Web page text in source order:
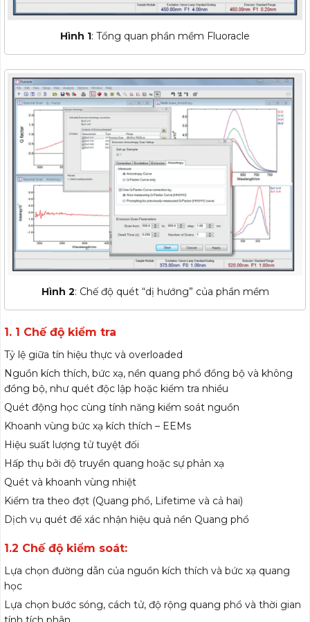
Hình 1: Tổng quan phần mềm Fluoracle
Hình 2: Chế độ quét “dị hướng” của phần mềm
1. 1 Chế độ kiểm tra
Tỷ lệ giữa tín hiệu thực và overloaded
Nguồn kích thích, bức xạ, nền quang phổ đồng bộ và không
đồng bộ, như quét độc lập hoặc kiểm tra nhiều
Quét động học cùng tính năng kiểm soát nguồn
Khoanh vùng bức xạ kích thích – EEMs
Hiệu suất lượng tử tuyệt đối
Hấp thụ bởi độ truyền quang hoặc sự phản xạ
Quét và khoanh vùng nhiệt
Kiểm tra theo đợt (Quang phổ, Lifetime và cả hai)
Dịch vụ quét để xác nhận hiệu quả nền Quang phổ
1.2 Chế độ kiểm soát:
Lựa chọn đường dẫn của nguồn kích thích và bức xạ quang
học
Lựa chọn bước sóng, cách tử, độ rộng quang phổ và thời gian